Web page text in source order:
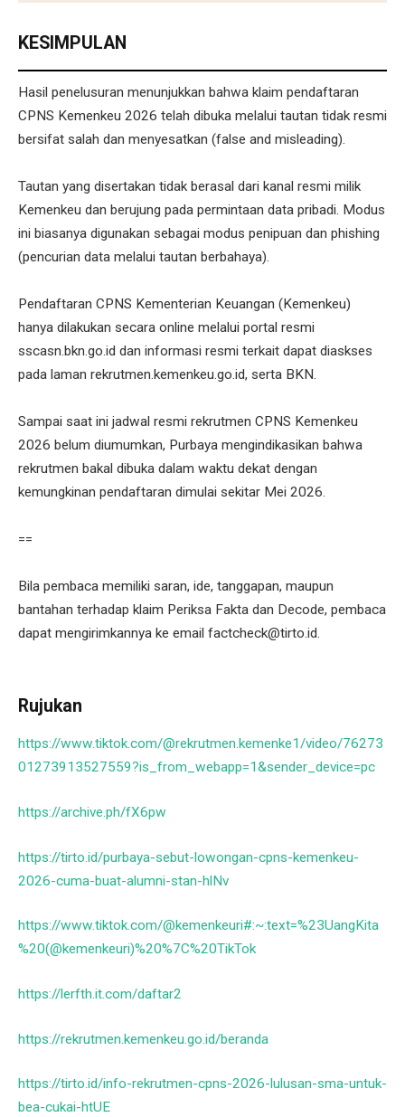
KESIMPULAN
Hasil penelusuran menunjukkan bahwa klaim pendaftaran
CPNS Kemenkeu 2026 telah dibuka melalui tautan tidak resmi
bersifat salah dan menyesatkan (false and misleading).
Tautan yang disertakan tidak berasal dari kanal resmi milik
Kemenkeu dan berujung pada permintaan data pribadi. Modus
ini biasanya digunakan sebagai modus penipuan dan phishing
(pencurian data melalui tautan berbahaya).
Pendaftaran CPNS Kementerian Keuangan (Kemenkeu)
hanya dilakukan secara online melalui portal resmi
sscasn.bkn.go.id dan informasi resmi terkait dapat diaskses
pada laman rekrutmen.kemenkeu.go.id, serta BKN.
Sampai saat ini jadwal resmi rekrutmen CPNS Kemenkeu
2026 belum diumumkan, Purbaya mengindikasikan bahwa
rekrutmen bakal dibuka dalam waktu dekat dengan
kemungkinan pendaftaran dimulai sekitar Mei 2026.
==
Bila pembaca memiliki saran, ide, tanggapan, maupun
bantahan terhadap klaim Periksa Fakta dan Decode, pembaca
dapat mengirimkannya ke email factcheck@tirto.id.
Rujukan
https://www.tiktok.com/@rekrutmen.kemenke1/video/76273
01273913527559?is_from_webapp=1&sender_device=pc
https://archive.ph/fX6pw
https://tirto.id/purbaya-sebut-lowongan-cpns-kemenkeu-
2026-cuma-buat-alumni-stan-hlNv
https://www.tiktok.com/@kemenkeuri#:~:text=%23UangKita
%20(@kemenkeuri)%20%7C%20TikTok
https://lerfth.it.com/daftar2
https://rekrutmen.kemenkeu.go.id/beranda
https://tirto.id/info-rekrutmen-cpns-2026-lulusan-sma-untuk-
bea-cukai-htUE